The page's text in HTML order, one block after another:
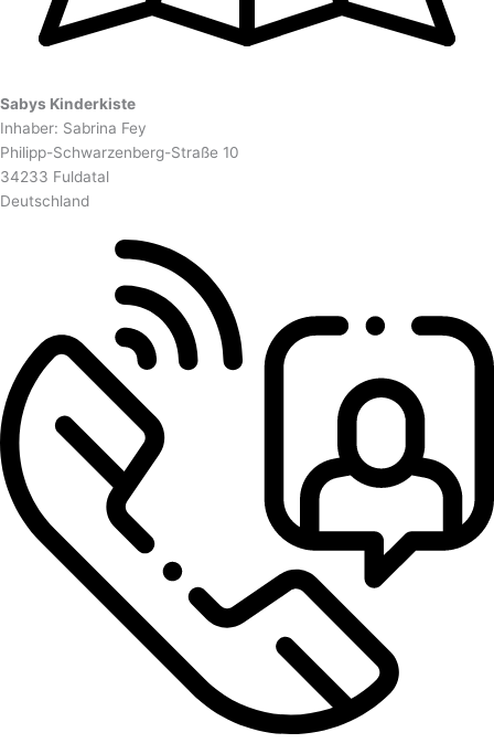
Sabys Kinderkiste
Inhaber: Sabrina Fey
Philipp-Schwarzenberg-Straße 10
34233 Fuldatal
Deutschland